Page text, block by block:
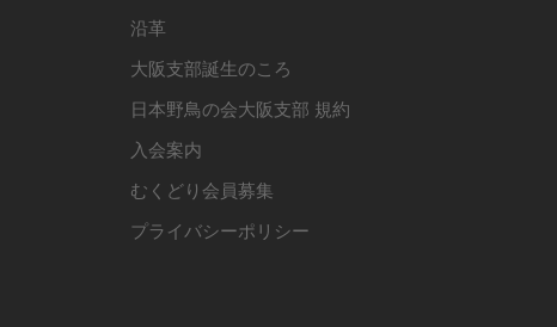
沿革
大阪支部誕生のころ
日本野鳥の会大阪支部 規約
入会案内
むくどり会員募集
プライバシーポリシー